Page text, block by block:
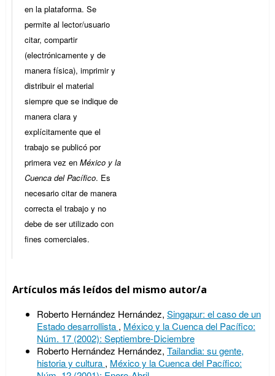
en la plataforma. Se
permite al lector/usuario
citar, compartir
(electrónicamente y de
manera física), imprimir y
distribuir el material
siempre que se indique de
manera clara y
explícitamente que el
trabajo se publicó por
primera vez en México y la
Cuenca del Pacífico. Es
necesario citar de manera
correcta el trabajo y no
debe de ser utilizado con
fines comerciales.
Artículos más leídos del mismo autor/a
Roberto Hernández Hernández, Singapur: el caso de un
Estado desarrollista , México y la Cuenca del Pacífico:
Núm. 17 (2002): Septiembre-Diciembre
Roberto Hernández Hernández, Tailandia: su gente,
historia y cultura , México y la Cuenca del Pacífico: